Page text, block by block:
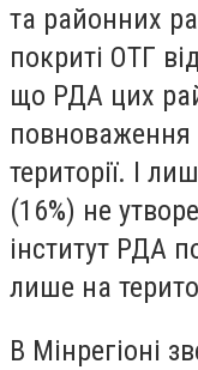
та районних
покриті ОТГ
що РДА цих
повноваження
території. І
(16%) не
інститут РДА
лише на
В Мінрегіоні